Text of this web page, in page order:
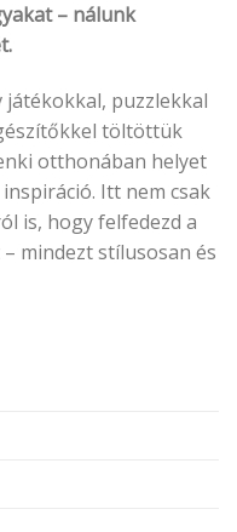
– nálunk
játékokkal, puzzlekkal
töltöttük
otthonában helyet
Itt nem csak
is, hogy felfedezd a
mindezt stílusosan és